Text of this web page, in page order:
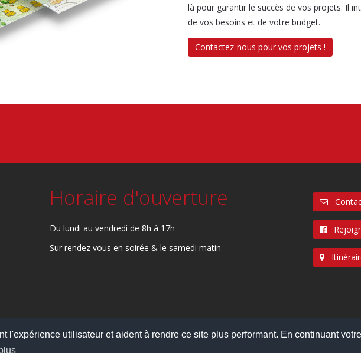
l'expérience utilisateur et aident à rendre ce site plus performant. En continuant
là pour garantir le succès de vos projets. Il
de vos besoins et de votre budget.
Contactez-nous pour vos projets !
Horaire d'ouverture
Du lundi au vendredi de 8h à 17h
Sur rendez vous en soirée & le samedi matin